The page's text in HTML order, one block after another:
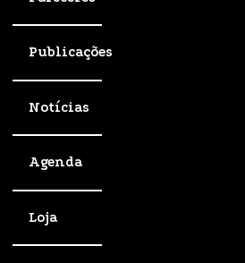
Publicações
Notícias
Agenda
Loja